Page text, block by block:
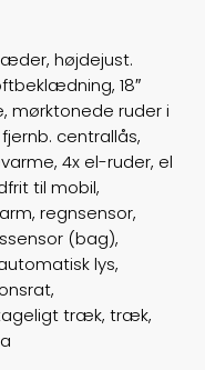
1465
57
højdejust.
18″
mørktonede ruder i
centrallås,
4x el-ruder, el
til mobil,
regnsensor,
(bag),
lys,
træk, træk,